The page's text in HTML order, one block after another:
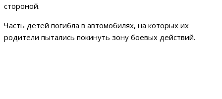
стороной.
Часть детей погибла в автомобилях, на которых их
родители пытались покинуть зону боевых действий.